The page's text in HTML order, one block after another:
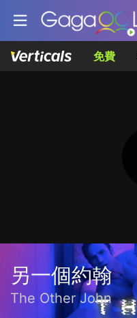
免費
另一個約翰
The Other John